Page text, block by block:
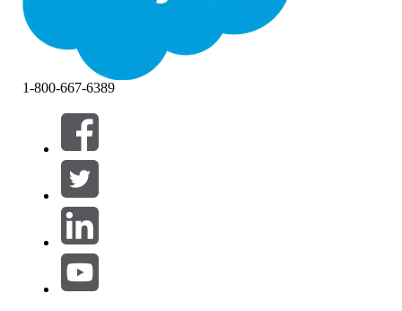
필터 (0)
필터 선택
제품 영역
1-800-667-6389